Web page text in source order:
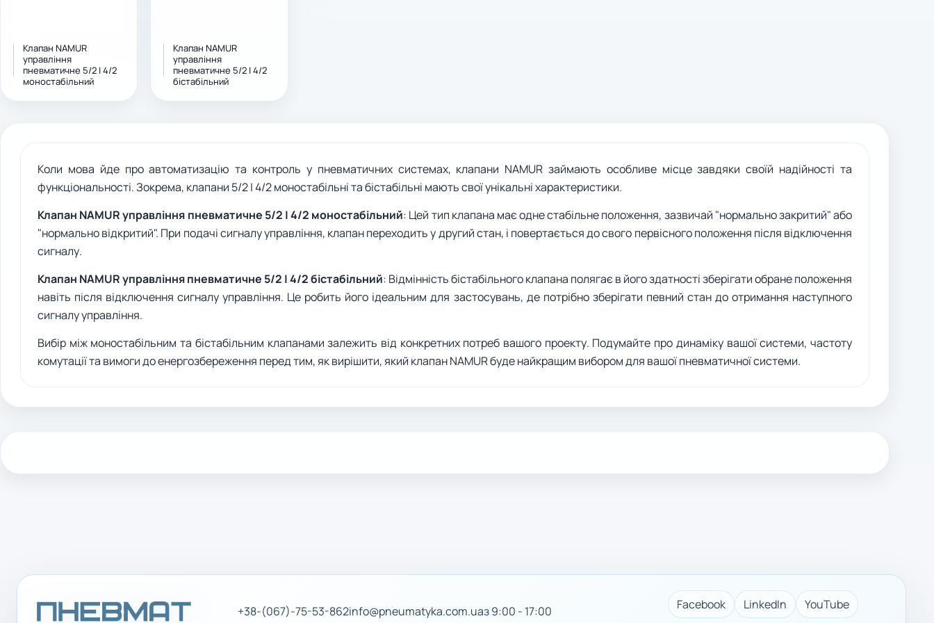
Клапан NAMUR
управління
пневматичне 5/2 | 4/2
моностабільний
Клапан NAMUR
управління
пневматичне 5/2 | 4/2
бістабільний
Коли мова йде про автоматизацію та контроль у пневматичних системах, клапани NAMUR займають особливе місце завдяки своїй надійності та
функціональності. Зокрема, клапани 5/2 | 4/2 моностабільні та бістабільні мають свої унікальні характеристики.
Клапан NAMUR управління пневматичне 5/2 | 4/2 моностабільний: Цей тип клапана має одне стабільне положення, зазвичай "нормально закритий" або
"нормально відкритий". При подачі сигналу управління, клапан переходить у другий стан, і повертається до свого первісного положення після відключення
сигналу.
Клапан NAMUR управління пневматичне 5/2 | 4/2 бістабільний: Відмінність бістабільного клапана полягає в його здатності зберігати обране положення
навіть після відключення сигналу управління. Це робить його ідеальним для застосувань, де потрібно зберігати певний стан до отримання наступного
сигналу управління.
Вибір між моностабільним та бістабільним клапанами залежить від конкретних потреб вашого проекту. Подумайте про динаміку вашої системи, частоту
комутації та вимоги до енергозбереження перед тим, як вирішити, який клапан NAMUR буде найкращим вибором для вашої пневматичної системи.
+38-(067)-75-53-862info@pneumatyka.com.uaз 9:00 - 17:00 Facebook LinkedIn YouTube